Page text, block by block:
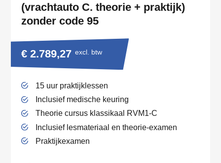
(vrachtauto C. theorie + praktijk)
zonder code 95
€ 2.789,27 excl. btw
15 uur praktijklessen
Inclusief medische keuring
Theorie cursus klassikaal RVM1-C
Inclusief lesmateriaal en theorie-examen
Praktijkexamen